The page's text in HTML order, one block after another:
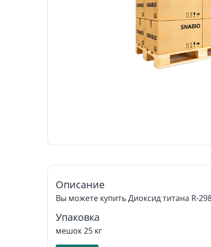
Описание
Вы можете купить Диоксид титана R-
Упаковка
мешок 25 кг